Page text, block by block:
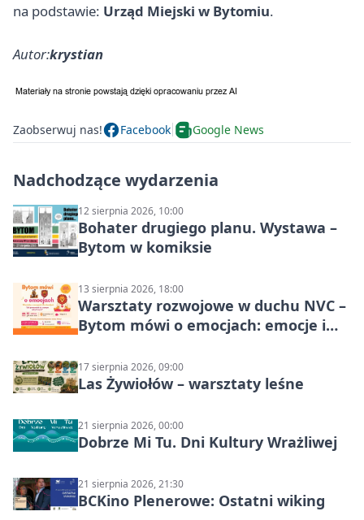
na podstawie: Urząd Miejski w Bytomiu.
Autor:krystian
Zaobserwuj nas! Facebook Google News
Nadchodzące wydarzenia
12 sierpnia 2026, 10:00
Bohater drugiego planu. Wystawa –
Bytom w komiksie
13 sierpnia 2026, 18:00
Warsztaty rozwojowe w duchu NVC –
Bytom mówi o emocjach: emocje i
17 sierpnia 2026, 09:00
Las Żywiołów – warsztaty leśne
21 sierpnia 2026, 00:00
Dobrze Mi Tu. Dni Kultury Wrażliwej
21 sierpnia 2026, 21:30
BCKino Plenerowe: Ostatni wiking